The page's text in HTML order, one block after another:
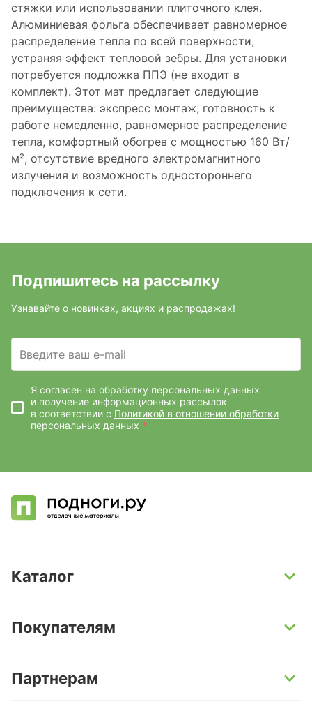
стяжки или использовании плиточного клея.
Алюминиевая фольга обеспечивает равномерное
распределение тепла по всей поверхности,
устраняя эффект тепловой зебры. Для установки
потребуется подложка ППЭ (не входит в
комплект). Этот мат предлагает следующие
преимущества: экспресс монтаж, готовность к
работе немедленно, равномерное распределение
тепла, комфортный обогрев с мощностью 160 Вт/
м², отсутствие вредного электромагнитного
излучения и возможность одностороннего
подключения к сети.
Подпишитесь на рассылку
Узнавайте о новинках, акциях и распродажах!
Введите ваш e-mail
Я согласен на обработку персональных данных
и получение информационных рассылок
в соответствии с Политикой в отношении обработки
персональных данных *
Каталог
Кварц-винил и LVT-плитка
Ламинат
Покупателям
Условия доставки
Партнерам